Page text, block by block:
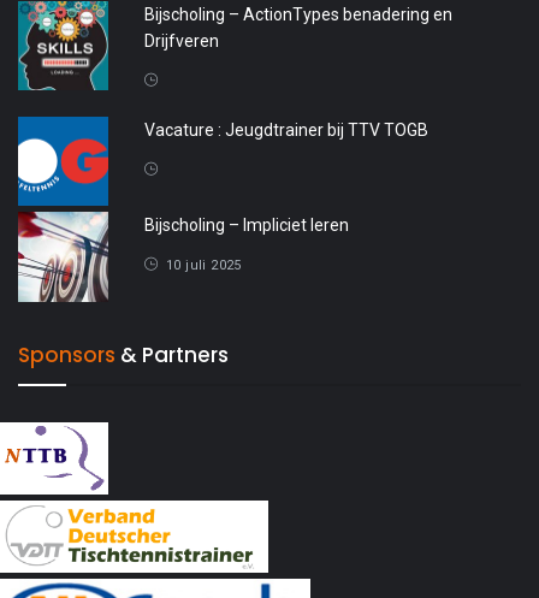
Bijscholing – ActionTypes benadering en
Drijfveren
Vacature : Jeugdtrainer bij TTV TOGB
Bijscholing – Impliciet leren
10 juli 2025
Sponsors & Partners